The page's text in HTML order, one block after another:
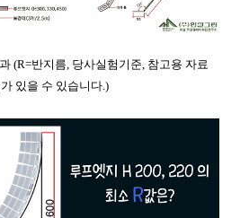
(R=반지름, 당사실험기준, 참고용 자료
있을 수 있습니다.)